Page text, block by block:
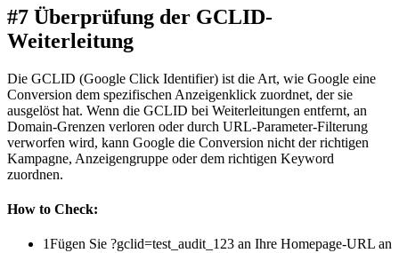
#7 Überprüfung der GCLID-
Weiterleitung
Die GCLID (Google Click Identifier) ist die Art, wie Google eine
Conversion dem spezifischen Anzeigenklick zuordnet, der sie
ausgelöst hat. Wenn die GCLID bei Weiterleitungen entfernt, an
Domain-Grenzen verloren oder durch URL-Parameter-Filterung
verworfen wird, kann Google die Conversion nicht der richtigen
Kampagne, Anzeigengruppe oder dem richtigen Keyword
zuordnen.
How to Check:
1Fügen Sie ?gclid=test_audit_123 an Ihre Homepage-URL an